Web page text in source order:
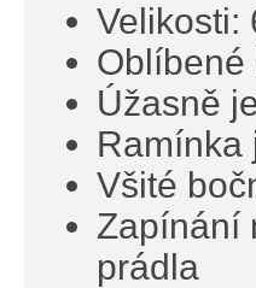
Velikosti:
Oblíbené
Úžasně
Ramínka
Všité
Zapínání
prádla